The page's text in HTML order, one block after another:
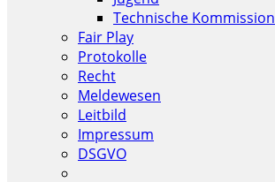
Technische Kommission
Fair Play
Protokolle
Recht
Meldewesen
Leitbild
Impressum
DSGVO